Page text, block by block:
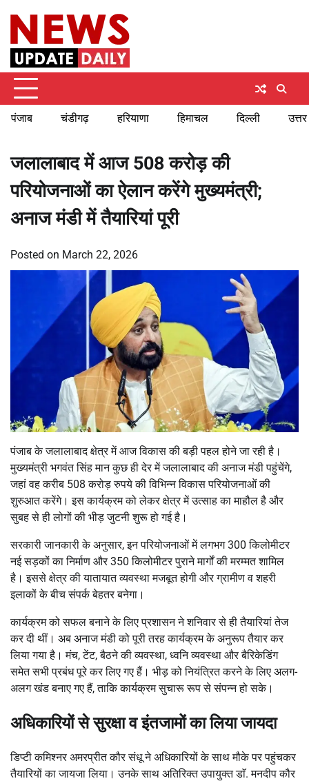
content
पंजाब चंडीगढ़ हरियाणा हिमाचल दिल्ली
जलालाबाद में आज 508 करोड़ की
परियोजनाओं का ऐलान करेंगे मुख्यमंत्री;
अनाज मंडी में तैयारियां पूरी
Posted on March 22, 2026
पंजाब के जलालाबाद क्षेत्र में आज विकास की बड़ी पहल होने जा रही है।
मुख्यमंत्री भगवंत सिंह मान कुछ ही देर में जलालाबाद की अनाज मंडी पहुंचेंगे,
जहां वह करीब 508 करोड़ रुपये की विभिन्न विकास परियोजनाओं की
शुरुआत करेंगे। इस कार्यक्रम को लेकर क्षेत्र में उत्साह का माहौल है और
सुबह से ही लोगों की भीड़ जुटनी शुरू हो गई है।
सरकारी जानकारी के अनुसार, इन परियोजनाओं में लगभग 300 किलोमीटर
नई सड़कों का निर्माण और 350 किलोमीटर पुराने मार्गों की मरम्मत शामिल
है। इससे क्षेत्र की यातायात व्यवस्था मजबूत होगी और ग्रामीण व शहरी
इलाकों के बीच संपर्क बेहतर बनेगा।
कार्यक्रम को सफल बनाने के लिए प्रशासन ने शनिवार से ही तैयारियां तेज
कर दी थीं। अब अनाज मंडी को पूरी तरह कार्यक्रम के अनुरूप तैयार कर
लिया गया है। मंच, टेंट, बैठने की व्यवस्था, ध्वनि व्यवस्था और बैरिकेडिंग
समेत सभी प्रबंध पूरे कर लिए गए हैं। भीड़ को नियंत्रित करने के लिए अलग-
अलग खंड बनाए गए हैं, ताकि कार्यक्रम सुचारू रूप से संपन्न हो सके।
अधिकारियों से सुरक्षा व इंतजामों का लिया जायदा
डिप्टी कमिश्नर अमरप्रीत कौर संधू ने अधिकारियों के साथ मौके पर पहुंचकर
तैयारियों का जायजा लिया। उनके साथ अतिरिक्त उपायुक्त डाॅ. मनदीप कौर